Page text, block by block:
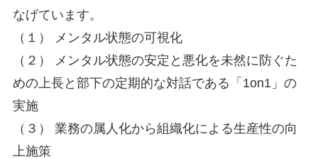
なげています。
（１） メンタル状態の可視化
（２） メンタル状態の安定と悪化を未然に防ぐた
めの上長と部下の定期的な対話である「1on1」の
実施
（３） 業務の属人化から組織化による生産性の向
上施策